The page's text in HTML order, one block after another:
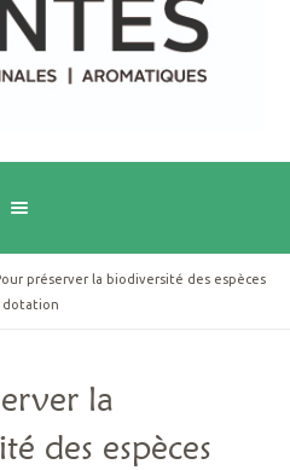
préserver la biodiversité des espèces
dotation
la
des espèces